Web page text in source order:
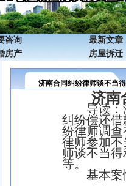
咨询
最新文章
房产 房屋拆迁
济南合同纠纷律师谈不当
济南
导读：
纠纷偿还借
纷律师调查
律师参加不
师谈不当
等。
基本案